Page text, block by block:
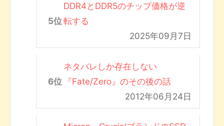
DDR4とDDR5のチップ価格が逆
転する
2025年09月7日
ネタバレしか存在しない
『Fate/Zero』のその後の話
2012年06月24日